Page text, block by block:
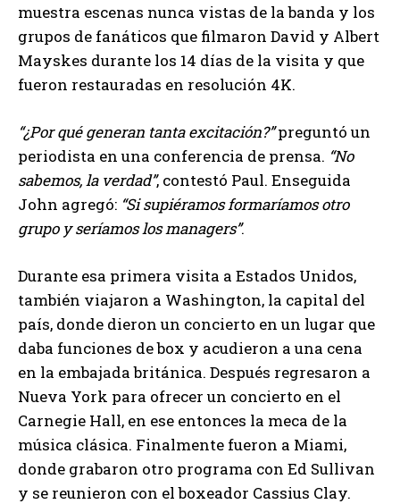
muestra escenas nunca vistas de la banda y los
grupos de fanáticos que filmaron David y Albert
Mayskes durante los 14 días de la visita y que
fueron restauradas en resolución 4K.
¿Por qué generan tanta excitación? preguntó un
periodista en una conferencia de prensa. No
sabemos, la verdad , contestó Paul. Enseguida
John agregó: Si supiéramos formaríamos otro
grupo y seríamos los managers .
Durante esa primera visita a Estados Unidos,
también viajaron a Washington, la capital del
país, donde dieron un concierto en un lugar que
daba funciones de box y acudieron a una cena
en la embajada británica. Después regresaron a
Nueva York para ofrecer un concierto en el
Carnegie Hall, en ese entonces la meca de la
música clásica. Finalmente fueron a Miami,
donde grabaron otro programa con Ed Sullivan
y se reunieron con el boxeador Cassius Clay.